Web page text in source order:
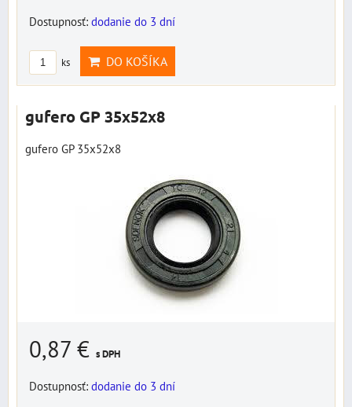
Dostupnosť: dodanie do 3 dní
ks DO KOŠÍKA
gufero GP 35x52x8
gufero GP 35x52x8
0,87 € s DPH
Dostupnosť: dodanie do 3 dní